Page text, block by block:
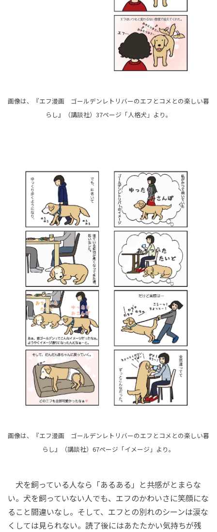
画像は、『エフ漫画 ゴールデンレトリバーのエフとコメとの楽しい暮
らし』（講談社）37ページ「人格犬」より。
画像は、『エフ漫画 ゴールデンレトリバーのエフとコメとの楽しい暮
らし』（講談社）67ページ「イメージ」より。
犬を飼っている人なら「あるある」と共感がとまらな
い。犬を飼っていない人でも、エフのかわいさに笑顔にな
ること間違いなし。そして、エフとの別れのシーンは涙な
くしては見られない。読了後にはあたたかい気持ちが残